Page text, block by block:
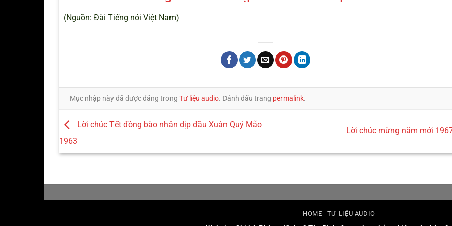
(Nguồn: Đài Tiếng nói Việt Nam)
Mục nhập này đã được đăng trong Tư liệu audio. Đánh dấu trang permalink.
Lời chúc Tết đồng bào nhân dịp đầu Xuân Quý Mão
1963
Lời chúc mừng năm mới
HOME TƯ LIỆU AUDIO